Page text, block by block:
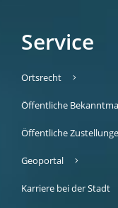
Service
Ortsrecht
Öffentliche
Öffentliche
Geoportal
Karriere bei der Stadt